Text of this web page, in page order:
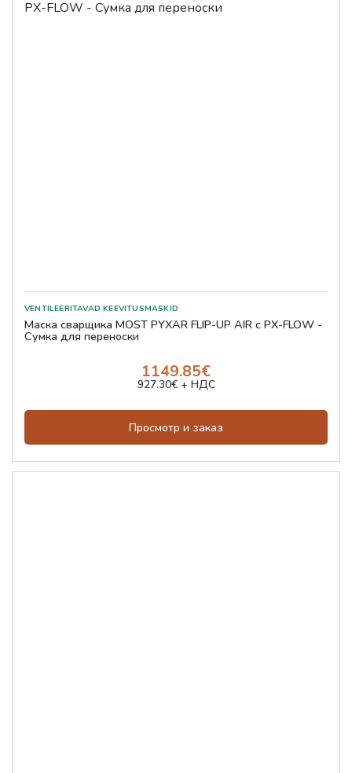
Маска сварщика MOST PYXAR FLIP-UP AIR с PX-FLOW -
Сумка для переноски
1149.85€
927.30€ + НДС
Просмотр и заказ